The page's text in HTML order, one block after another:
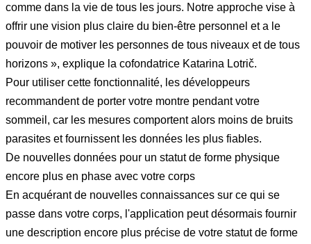
comme dans la vie de tous les jours. Notre approche vise à
offrir une vision plus claire du bien-être personnel et a le
pouvoir de motiver les personnes de tous niveaux et de tous
horizons », explique la cofondatrice Katarina Lotrič.
Pour utiliser cette fonctionnalité, les développeurs
recommandent de porter votre montre pendant votre
sommeil, car les mesures comportent alors moins de bruits
parasites et fournissent les données les plus fiables.
De nouvelles données pour un statut de forme physique
encore plus en phase avec votre corps
En acquérant de nouvelles connaissances sur ce qui se
passe dans votre corps, l'application peut désormais fournir
une description encore plus précise de votre statut de forme